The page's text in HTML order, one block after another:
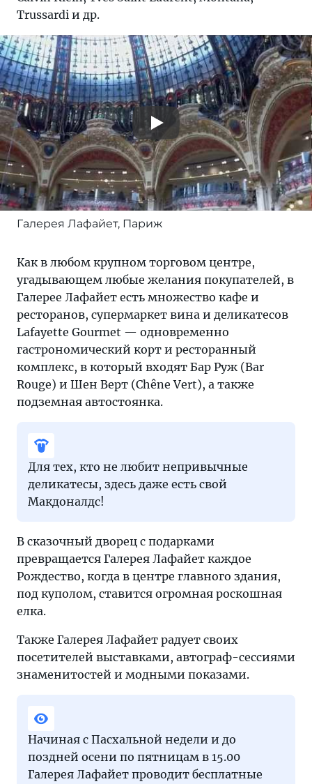
Trussardi и др.
Галерея Лафайет, Париж
Как в любом крупном торговом центре,
угадывающем любые желания покупателей, в
Галерее Лафайет есть множество кафе и
ресторанов, супермаркет вина и деликатесов
Lafayette Gourmet — одновременно
гастрономический корт и ресторанный
комплекс, в который входят Бар Руж (Bar
Rouge) и Шен Верт (Chêne Vert), а также
подземная автостоянка.
Для тех, кто не любит непривычные
деликатесы, здесь даже есть свой
Макдоналдс!
В сказочный дворец с подарками
превращается Галерея Лафайет каждое
Рождество, когда в центре главного здания,
под куполом, ставится огромная роскошная
елка.
Также Галерея Лафайет радует своих
посетителей выставками, автограф-сессиями
знаменитостей и модными показами.
Начиная с Пасхальной недели и до
поздней осени по пятницам в 15.00
Галерея Лафайет проводит бесплатные